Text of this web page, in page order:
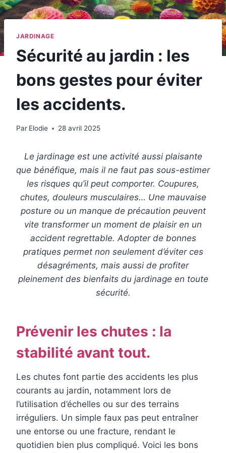
JARDINAGE
Sécurité au jardin : les
bons gestes pour éviter
les accidents.
Par Elodie 28 avril 2025
Le jardinage est une activité aussi plaisante
que bénéfique, mais il ne faut pas sous-estimer
les risques qu’il peut comporter. Coupures,
chutes, douleurs musculaires… Une mauvaise
posture ou un manque de précaution peuvent
vite transformer un moment de plaisir en un
accident regrettable. Adopter de bonnes
pratiques permet non seulement d’éviter ces
désagréments, mais aussi de profiter
pleinement des bienfaits du jardinage en toute
sécurité.
Prévenir les chutes : la
stabilité avant tout.
Les chutes font partie des accidents les plus
courants au jardin, notamment lors de
l’utilisation d’échelles ou sur des terrains
irréguliers. Un simple faux pas peut entraîner
une entorse ou une fracture, rendant le
quotidien bien plus compliqué. Voici les bons